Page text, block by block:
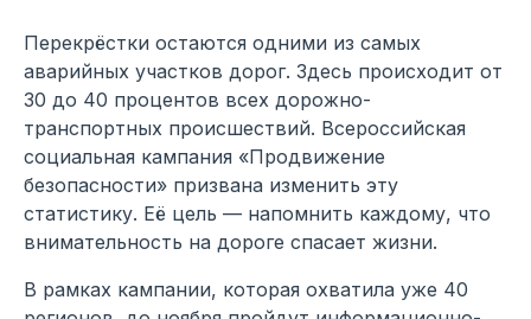
Перекрёстки остаются одними из самых
аварийных участков дорог. Здесь происходит от
30 до 40 процентов всех дорожно-
транспортных происшествий. Всероссийская
социальная кампания «Продвижение
безопасности» призвана изменить эту
статистику. Её цель — напомнить каждому, что
внимательность на дороге спасает жизни.
В рамках кампании, которая охватила уже 40